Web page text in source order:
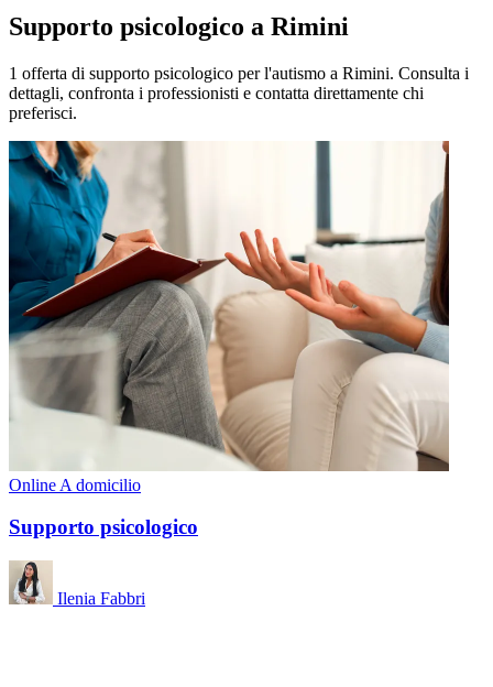
Supporto psicologico a Rimini
1 offerta di supporto psicologico per l'autismo a Rimini. Consulta i
dettagli, confronta i professionisti e contatta direttamente chi
preferisci.
Online A domicilio
Supporto psicologico
Ilenia Fabbri